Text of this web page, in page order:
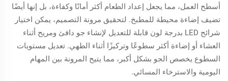
أسطح العمل، مما يجعل إعداد الطعام أكثر أمانًا وكفاءة، بل إنها أيضًا
تضيف إضاءة محيطة للمطبخ. لتحقيق مرونة التصميم، يمكن اختيار
شرائح LED بدرجة لون قابلة للتعديل لإنشاء جو دافئ ومريح أثناء
العشاء أو إضاءة أكثر سطوعًا وتركيزًا أثناء الطهي. تعديل مستويات
السطوع يخصص الجو بشكل أكبر، مما يتيح المرونة بين المهام
اليومية والاسترخاء المسائي.